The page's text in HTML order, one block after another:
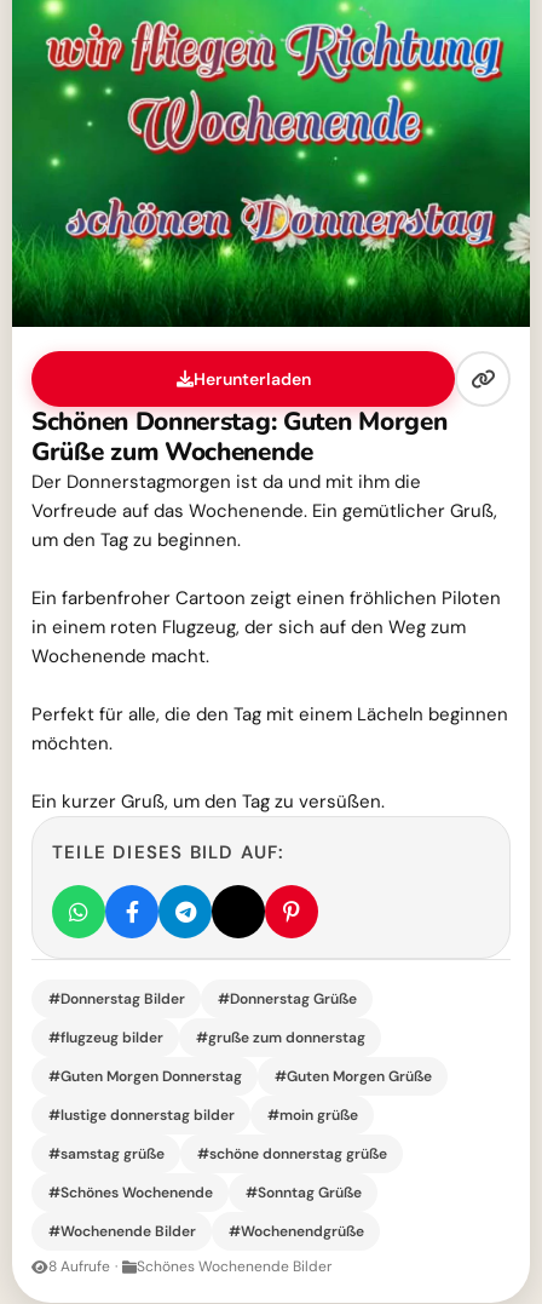
Herunterladen
Schönen Donnerstag: Guten Morgen
Grüße zum Wochenende
Der Donnerstagmorgen ist da und mit ihm die
Vorfreude auf das Wochenende. Ein gemütlicher Gruß,
um den Tag zu beginnen.
Ein farbenfroher Cartoon zeigt einen fröhlichen Piloten
in einem roten Flugzeug, der sich auf den Weg zum
Wochenende macht.
Perfekt für alle, die den Tag mit einem Lächeln beginnen
möchten.
Ein kurzer Gruß, um den Tag zu versüßen.
TEILE DIESES BILD AUF:
#Donnerstag Bilder
#Donnerstag Grüße
#flugzeug bilder
#gruße zum donnerstag
#Guten Morgen Donnerstag
#Guten Morgen Grüße
#lustige donnerstag bilder
#moin grüße
#samstag grüße
#schöne donnerstag grüße
#Schönes Wochenende
#Sonntag Grüße
#Wochenende Bilder
#Wochenendgrüße
8 Aufrufe · Schönes Wochenende Bilder